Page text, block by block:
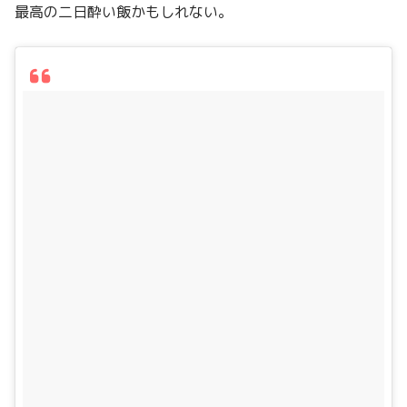
最高の二日酔い飯かもしれない。